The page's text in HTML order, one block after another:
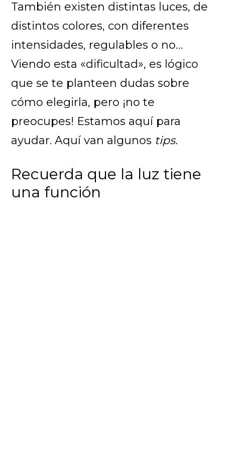
También existen distintas luces, de
distintos colores, con diferentes
intensidades, regulables o no…
Viendo esta «dificultad», es lógico
que se te planteen dudas sobre
cómo elegirla, pero ¡no te
preocupes! Estamos aquí para
ayudar. Aquí van algunos tips.
Recuerda que la luz tiene
una función